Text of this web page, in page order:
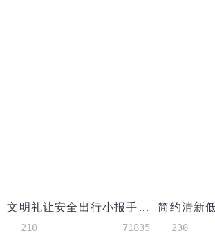
文明礼让安全出行小报手抄报
210 71835 230